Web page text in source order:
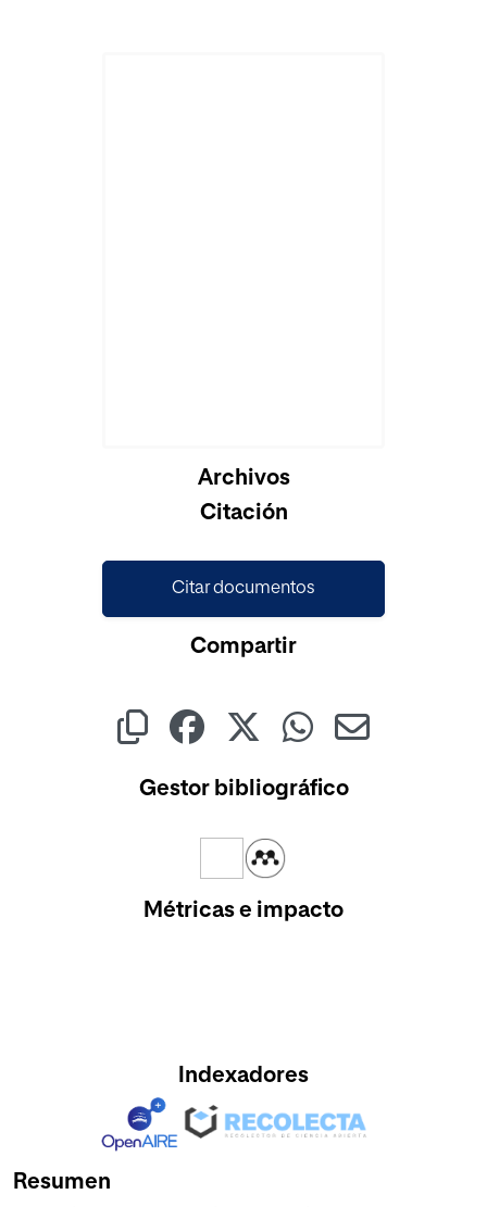
Archivos
Citación
Citar documentos
Compartir
Gestor bibliográfico
Métricas e impacto
Indexadores
Resumen